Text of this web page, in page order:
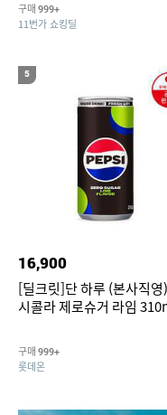
구매 999+
11번가 쇼킹딜
5
16,900
[딜크릿]단 하루 (본사직영
시콜라 제로슈거 라임
구매 999+
롯데온